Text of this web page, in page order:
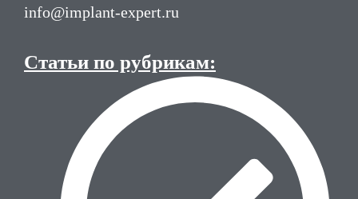
info@implant-expert.ru
Статьи по рубрикам: